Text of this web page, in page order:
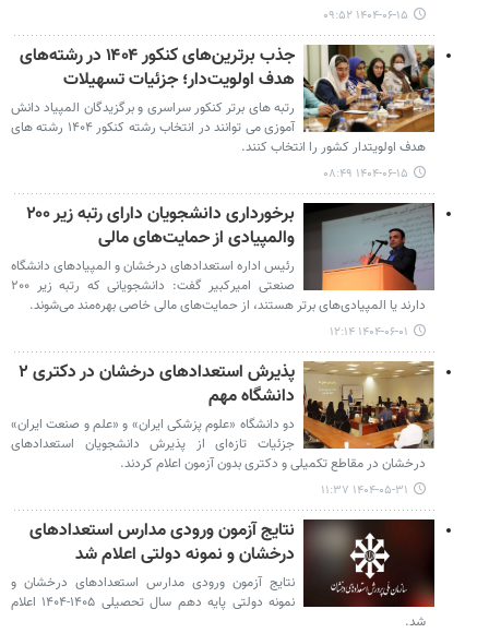
۱۴۰۴-۰۶-۱۵ ۰۹:۵۲
جذب برترین‌های کنکور ۱۴۰۴ در رشته‌های
هدف اولویت‌دار؛ جزئیات تسهیلات
رتبه های برتر کنکور سراسری و برگزیدگان المپیاد دانش
آموزی می توانند در انتخاب رشته کنکور ۱۴۰۴ رشته های
هدف اولویتدار کشور را انتخاب کنند.
۱۴۰۴-۰۶-۱۵ ۰۸:۴۹
برخورداری دانشجویان دارای رتبه زیر ۲۰۰
والمپیادی‌ از حمایت‌های مالی
رئیس اداره استعدادهای درخشان و المپیادهای دانشگاه
صنعتی امیرکبیر گفت: دانشجویانی که رتبه زیر ۲۰۰
دارند یا المپیادی‌های برتر هستند، از حمایت‌های مالی خاصی بهره‌مند می‌شوند.
۱۴۰۴-۰۶-۰۱ ۱۲:۱۴
پذیرش استعدادهای درخشان در دکتری ۲
دانشگاه مهم
دو دانشگاه «علوم پزشکی ایران» و «علم و صنعت ایران»
جزئیات تازه‌ای از پذیرش دانشجویان استعدادهای
درخشان در مقاطع تکمیلی و دکتری بدون آزمون اعلام کردند.
۱۴۰۴-۰۵-۳۱ ۱۱:۳۷
نتایج آزمون ورودی مدارس استعدادهای
درخشان و نمونه دولتی اعلام شد
نتایج آزمون ورودی مدارس استعدادهای درخشان و
نمونه دولتی پایه دهم سال تحصیلی ۱۴۰۵-۱۴۰۴ اعلام
شد.